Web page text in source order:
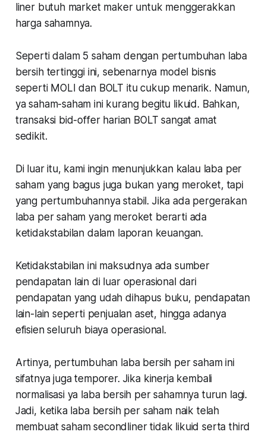
liner butuh market maker untuk menggerakkan
harga sahamnya.
Seperti dalam 5 saham dengan pertumbuhan laba
bersih tertinggi ini, sebenarnya model bisnis
seperti MOLI dan BOLT itu cukup menarik. Namun,
ya saham-saham ini kurang begitu likuid. Bahkan,
transaksi bid-offer harian BOLT sangat amat
sedikit.
Di luar itu, kami ingin menunjukkan kalau laba per
saham yang bagus juga bukan yang meroket, tapi
yang pertumbuhannya stabil. Jika ada pergerakan
laba per saham yang meroket berarti ada
ketidakstabilan dalam laporan keuangan.
Ketidakstabilan ini maksudnya ada sumber
pendapatan lain di luar operasional dari
pendapatan yang udah dihapus buku, pendapatan
lain-lain seperti penjualan aset, hingga adanya
efisien seluruh biaya operasional.
Artinya, pertumbuhan laba bersih per saham ini
sifatnya juga temporer. Jika kinerja kembali
normalisasi ya laba bersih per sahamnya turun lagi.
Jadi, ketika laba bersih per saham naik telah
membuat saham secondliner tidak likuid serta third